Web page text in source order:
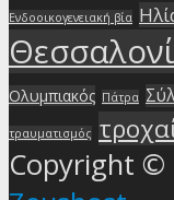
Ενδοοικογενειακή βία
Ολυμπιακός Πάτρα
τραυματισμός
Copyright ©